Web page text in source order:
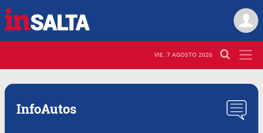
VIE. 7 AGOSTO 2026
InfoAutos